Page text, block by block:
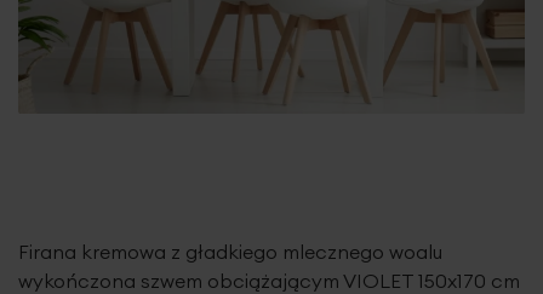
Firana kremowa z gładkiego mlecznego woalu
wykończona szwem obciążającym VIOLET 150x170 cm